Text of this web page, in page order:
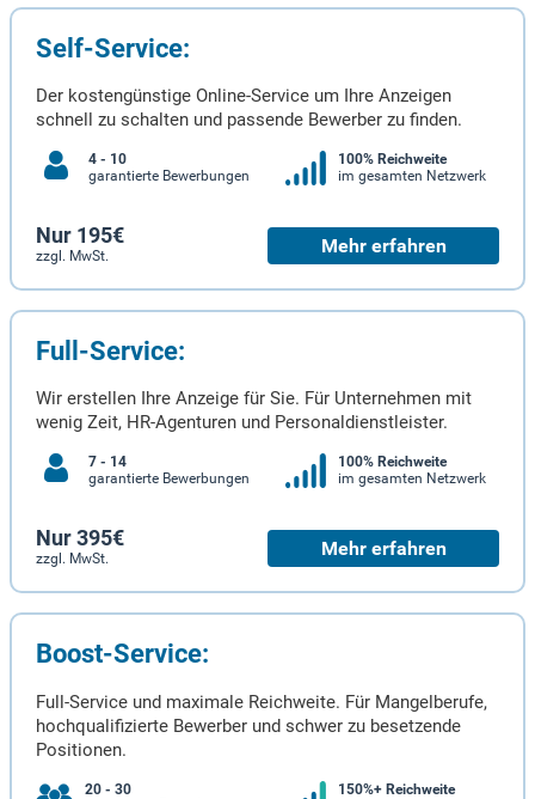
Self-Service:
Der kostengünstige Online-Service um Ihre Anzeigen
schnell zu schalten und passende Bewerber zu finden.
4 - 10
garantierte Bewerbungen
100% Reichweite
im gesamten Netzwerk
Nur 195€
zzgl. MwSt. Mehr erfahren
Full-Service:
Wir erstellen Ihre Anzeige für Sie. Für Unternehmen mit
wenig Zeit, HR-Agenturen und Personaldienstleister.
7 - 14
garantierte Bewerbungen
100% Reichweite
im gesamten Netzwerk
Nur 395€
zzgl. MwSt. Mehr erfahren
Boost-Service:
Full-Service und maximale Reichweite. Für Mangelberufe,
hochqualifizierte Bewerber und schwer zu besetzende
Positionen.
20 - 30
150%+ Reichweite